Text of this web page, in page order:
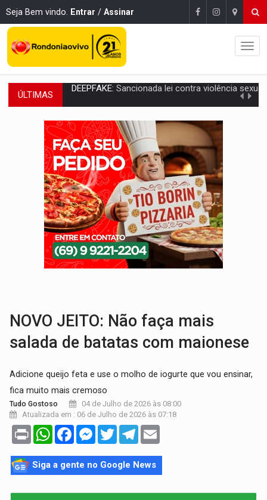
Seja Bem vindo. Entrar / Assinar
ÚLTIMAS COLEGIADO:Brasil e Rússia discutem energia nuclear, defesa e
URGENTE:Colisão entre caminhão e carro deixa quatro mortos e um em
ENCONTRO:Amazônia Negra ganha projeção nacional com participação de
PREVISÃO:Porto Velho tem chances de chuvas isoladas nesta
SINDICATOS UNIDOS:Assembleia Geral delibera greve da educação
PROCESSO SELETIVO:Rondoniaovivo abre oficina de Comunicação com
AGOSTO LILÁS:MPRO lança de portal e promove reflexão sobre trajetória da
REGULARIZAÇÃO:Refis 2026 segue até o fim do ano para
NOVO JEITO: Não faça mais
salada de batatas com maionese
Adicione queijo feta e use o molho de iogurte que vou ensinar,
fica muito mais cremoso
Tudo Gostoso
04 de Julho de 2026 às 08:00
Atualizada em : 06 de Julho de 2026 às 07:18
Print WhatsAppFacebookMessenger
TwitterTelegram
Siga a gente no Google News